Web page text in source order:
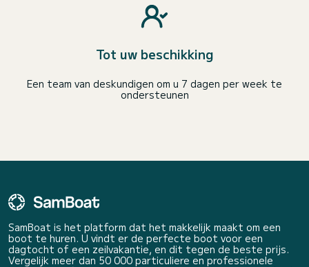
Tot uw beschikking
Een team van deskundigen om u 7 dagen per week te
ondersteunen
SamBoat is het platform dat het makkelijk maakt om een
boot te huren. U vindt er de perfecte boot voor een
dagtocht of een zeilvakantie, en dit tegen de beste prijs.
Vergelijk meer dan 50 000 particuliere en professionele